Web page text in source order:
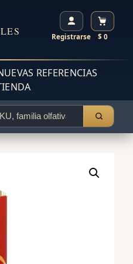
Registrarse $ 0
REFERENCIAS